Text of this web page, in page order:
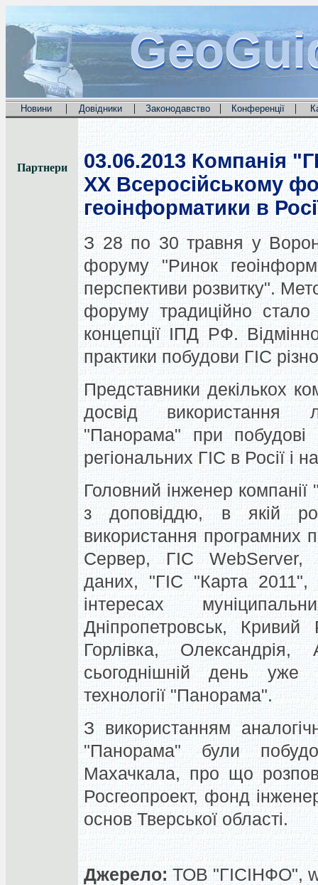
Новини | Довідники | Законодавство | Конференції |
Партнери 03.06.2013 Компанія
XX Всеросійському
геоінформатики в
З 28 по 30 травня у
форуму "Ринок
перспективи розвитку".
форуму традиційно стало
концепції ІПД РФ.
практики побудови ГІС
Представники декількох
досвід використання
"Панорама" при побудові
регіональних ГІС в Росії і
Головний інженер
з доповіддю, в якій
використання програмних
Сервер, ГІС WebServer,
даних, "ГІС "Карта
інтересах
Дніпропетровськ,
Горлівка,
сьогоднішній день уже
технології "Панорама".
З використанням
"Панорама" були
Махачкала, про що
Росгеопроект, фонд
основ Тверської області.
Джерело: ТОВ "ГІСІНФО",